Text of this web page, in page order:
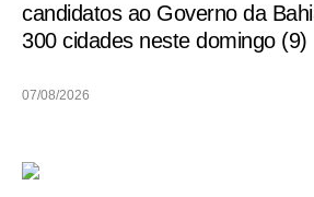
candidatos ao Governo da
300 cidades neste domingo (9)
07/08/2026